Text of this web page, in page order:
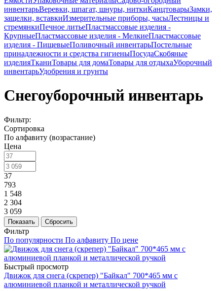
инвентарьВеревки, шпагат, шнуры, ниткиКанцтоварыЗамки,
защелки, вставкиИзмерительные приборы, часыЛестницы и
стремянкиПечное литьеПластмассовые изделия -
КрупныеПластмассовые изделия - МелкиеПластмассовые
изделия - ПищевыеПоливочный инвентарьПостельные
принадлежности и средства гигиеныПосудаСкобяные
изделияТканиТовары для домаТовары для отдыхаУборочный
инвентарьУдобрения и грунты
Снегоуборочный инвентарь
Фильтр:
Сортировка
По алфавиту (возрастание)
Цена
37
793
1 548
2 304
3 059
Показать Сбросить
Фильтр
По популярности По алфавиту По цене
Быстрый просмотр
Движок для снега (скрепер) "Байкал" 700*465 мм с
алюминиевой планкой и металлической ручкой